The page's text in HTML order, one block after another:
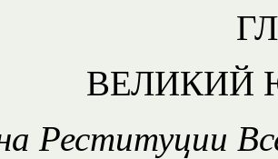
ВЕЛИКИЙ
Реституции